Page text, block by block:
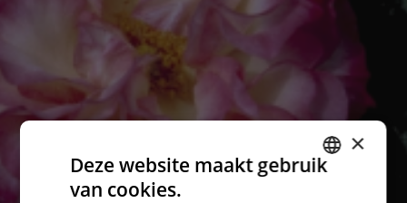
×
Deze website maakt gebruik
van cookies.